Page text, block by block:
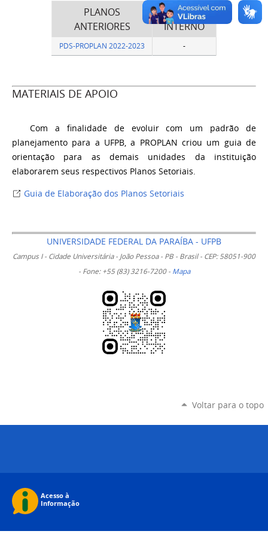
PLANOS
ANTERIORES
PROCESSO
INTERNO
PDS-PROPLAN 2022-2023 -
MATERIAIS DE APOIO
Com a finalidade de evoluir com um padrão de
planejamento para a UFPB, a PROPLAN criou um guia de
orientação para as demais unidades da instituição
elaborarem seus respectivos Planos Setoriais.
Guia de Elaboração dos Planos Setoriais
UNIVERSIDADE FEDERAL DA PARAÍBA - UFPB
Campus I - Cidade Universitária - João Pessoa - PB - Brasil - CEP: 58051-900
- Fone: +55 (83) 3216-7200 - Mapa
Voltar para o topo